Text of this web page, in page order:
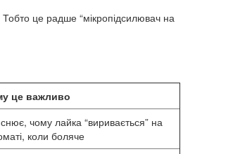
це радше “мікропідсилювач на
це важливо
чому лайка “виривається” на
коли боляче